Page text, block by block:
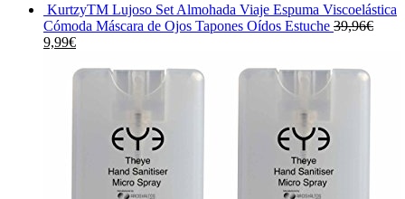
KurtzyTM Lujoso Set Almohada Viaje Espuma Viscoelástica
Cómoda Máscara de Ojos Tapones Oídos Estuche 39,96€
El
original
9,99€El
actual